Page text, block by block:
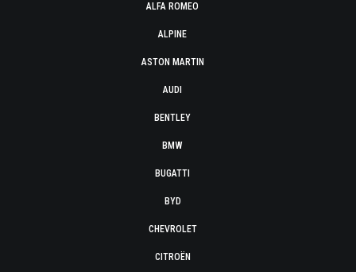
ALFA ROMEO
ALPINE
ASTON MARTIN
AUDI
BENTLEY
BMW
BUGATTI
BYD
CHEVROLET
CITROËN